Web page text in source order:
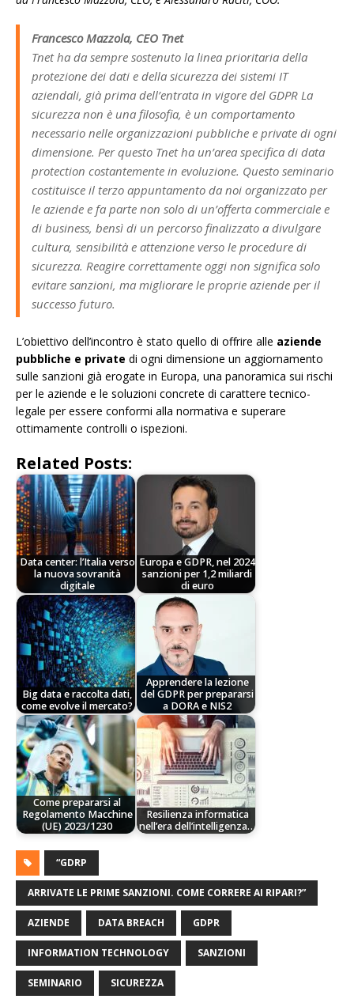
Francesco Mazzola, CEO Tnet
Tnet ha da sempre sostenuto la linea prioritaria della
protezione dei dati e della sicurezza dei sistemi IT
aziendali, già prima dell’entrata in vigore del GDPR La
sicurezza non è una filosofia, è un comportamento
necessario nelle organizzazioni pubbliche e private di ogni
dimensione. Per questo Tnet ha un’area specifica di data
protection costantemente in evoluzione. Questo seminario
costituisce il terzo appuntamento da noi organizzato per
le aziende e fa parte non solo di un’offerta commerciale e
di business, bensì di un percorso finalizzato a divulgare
cultura, sensibilità e attenzione verso le procedure di
sicurezza. Reagire correttamente oggi non significa solo
evitare sanzioni, ma migliorare le proprie aziende per il
successo futuro.
L’obiettivo dell’incontro è stato quello di offrire alle aziende
pubbliche e private di ogni dimensione un aggiornamento
sulle sanzioni già erogate in Europa, una panoramica sui rischi
per le aziende e le soluzioni concrete di carattere tecnico-
legale per essere conformi alla normativa e superare
ottimamente controlli o ispezioni.
Related Posts:
Data center: l’Italia verso
la nuova sovranità
digitale
Europa e GDPR, nel 2024
sanzioni per 1,2 miliardi
di euro
Big data e raccolta dati,
come evolve il mercato?
Apprendere la lezione
del GDPR per prepararsi
a DORA e NIS2
Come prepararsi al
Regolamento Macchine
(UE) 2023/1230
Resilienza informatica
nell’era dell’intelligenza…
“GDRP
ARRIVATE LE PRIME SANZIONI. COME CORRERE AI RIPARI?”
AZIENDE DATA BREACH GDPR
INFORMATION TECHNOLOGY SANZIONI
SEMINARIO SICUREZZA